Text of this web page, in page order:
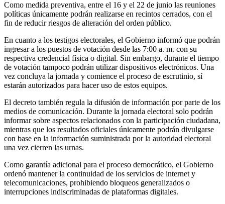
Como medida preventiva, entre el 16 y el 22 de junio las reuniones
políticas únicamente podrán realizarse en recintos cerrados, con el
fin de reducir riesgos de alteración del orden público.
En cuanto a los testigos electorales, el Gobierno informó que podrán
ingresar a los puestos de votación desde las 7:00 a. m. con su
respectiva credencial física o digital. Sin embargo, durante el tiempo
de votación tampoco podrán utilizar dispositivos electrónicos. Una
vez concluya la jornada y comience el proceso de escrutinio, sí
estarán autorizados para hacer uso de estos equipos.
El decreto también regula la difusión de información por parte de los
medios de comunicación. Durante la jornada electoral solo podrán
informar sobre aspectos relacionados con la participación ciudadana,
mientras que los resultados oficiales únicamente podrán divulgarse
con base en la información suministrada por la autoridad electoral
una vez cierren las urnas.
Como garantía adicional para el proceso democrático, el Gobierno
ordenó mantener la continuidad de los servicios de internet y
telecomunicaciones, prohibiendo bloqueos generalizados o
interrupciones indiscriminadas de plataformas digitales.